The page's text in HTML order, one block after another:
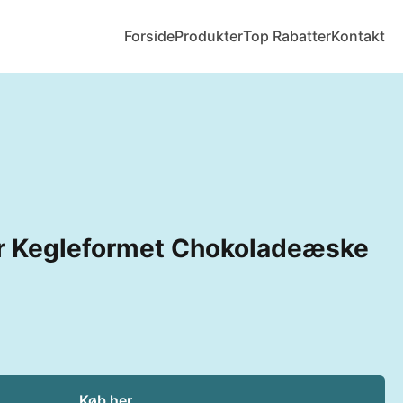
ForsideProdukterTop RabatterKontakt
Kegleformet Chokoladeæske